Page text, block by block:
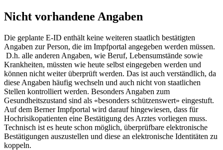
Nicht vorhandene Angaben
Die geplante E-ID enthält keine weiteren staatlich bestätigten
Angaben zur Person, die im Impfportal angegeben werden müssen.
D.h. alle anderen Angaben, wie Beruf, Lebensumstände sowie
Krankheiten, müssten wie heute selbst eingegeben werden und
können nicht weiter überprüft werden. Das ist auch verständlich, da
diese Angaben häufig wechseln und auch nicht von staatlichen
Stellen kontrolliert werden. Besonders Angaben zum
Gesundheitszustand sind als «besonders schützenswert» eingestuft.
Auf dem Berner Impfportal wird darauf hingewiesen, dass für
Hochrisikopatienten eine Bestätigung des Arztes vorliegen muss.
Technisch ist es heute schon möglich, überprüfbare elektronische
Bestätigungen auszustellen und diese an elektronische Identitäten zu
koppeln.